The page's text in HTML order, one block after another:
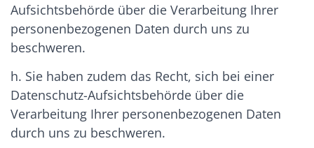
Aufsichtsbehörde über die Verarbeitung Ihrer
personenbezogenen Daten durch uns zu
beschweren.
h. Sie haben zudem das Recht, sich bei einer
Datenschutz-Aufsichtsbehörde über die
Verarbeitung Ihrer personenbezogenen Daten
durch uns zu beschweren.